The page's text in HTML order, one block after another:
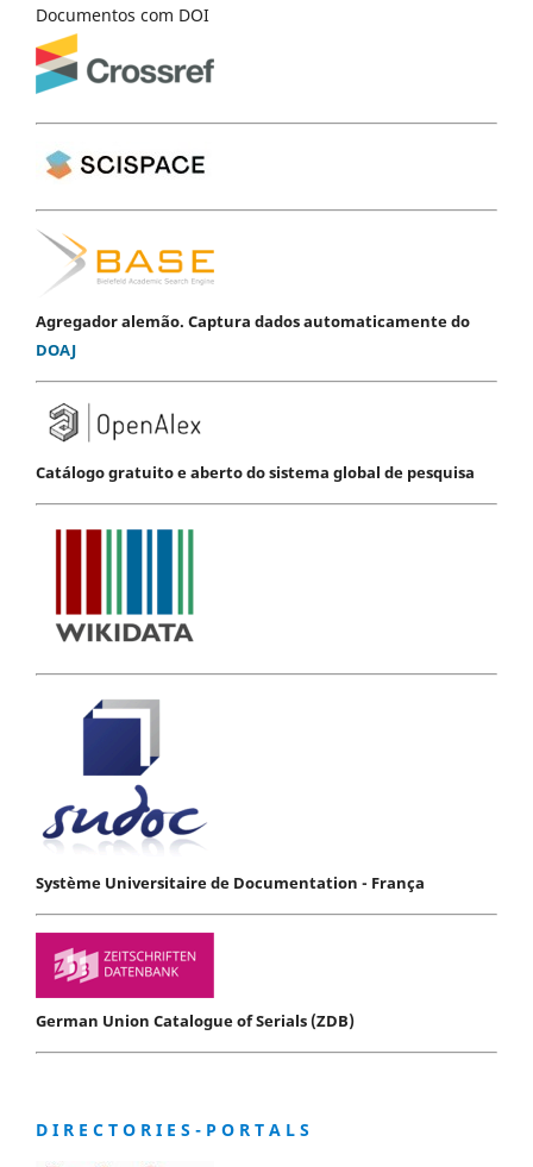
Documentos com DOI
Agregador alemão. Captura dados automaticamente do
DOAJ
Catálogo gratuito e aberto do sistema global de pesquisa
Système Universitaire de Documentation - França
German Union Catalogue of Serials (ZDB)
D I R E C T O R I E S - P O R T A L S